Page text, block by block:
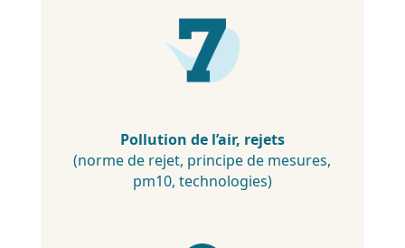
Pollution de l’air, rejets
(norme de rejet, principe de mesures,
pm10, technologies)